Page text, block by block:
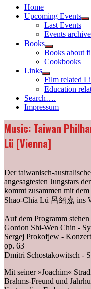
Home
Upcoming Events
Last Events
Events archive
Books
Show
sub
menu
Books about
Cookbooks
Links
Show
sub
menu
Film related
Education
Search….
Impressum
Music: Taiwan
Lü [Vienna]
Der taiwanisch-
angesagtesten Jungstars
kommt zusammen mit
Shao-Chia Lü 呂紹嘉 ins
Auf dem Programm
Gordon Shi-Wen Chin -
Sergej Prokofjew -
op. 63
Dmitri Schostakowitsch -
Mit seiner »Joachim«
Brahms-Freund und